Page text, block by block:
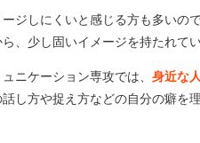
ジしにくいと感じる方も多いの
、少し固いイメージを持たれて
ニケーション専攻では、 身近な
し方や捉え方などの自分の癖を